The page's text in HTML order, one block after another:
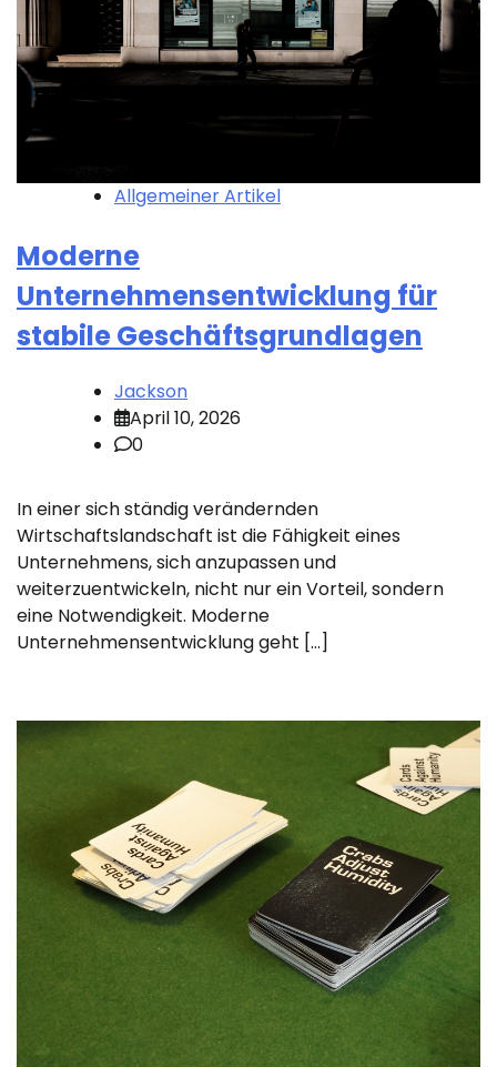
Allgemeiner Artikel
Moderne
Unternehmensentwicklung für
stabile Geschäftsgrundlagen
Jackson
April 10, 2026
0
In einer sich ständig verändernden
Wirtschaftslandschaft ist die Fähigkeit eines
Unternehmens, sich anzupassen und
weiterzuentwickeln, nicht nur ein Vorteil, sondern
eine Notwendigkeit. Moderne
Unternehmensentwicklung geht […]